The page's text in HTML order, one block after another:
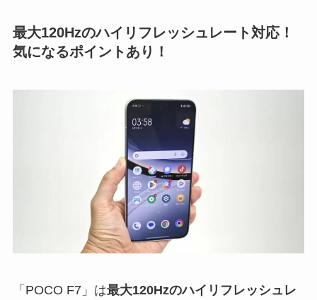
最大120Hzのハイリフレッシュレート対応！
気になるポイントあり！
「POCO F7」は最大120Hzのハイリフレッシュレ